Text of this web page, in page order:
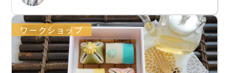
ワークショップ